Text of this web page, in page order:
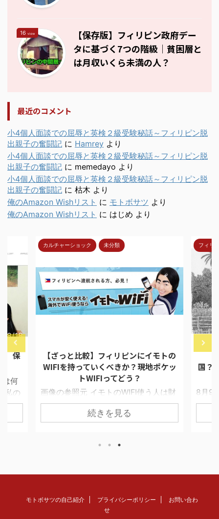
16 view
【保存版】フィリピン政府デー
タに基づく7つの階級｜貧困層と
は月収いくら未満の人？
最近のコメント
小4個人面談での屈辱と英検２級受験秘話～フィリピン脱
出親子の奮闘記 に Hamrey より
小4個人面談での屈辱と英検２級受験秘話～フィリピン脱
出親子の奮闘記 に memedayo より
小4個人面談での屈辱と英検２級受験秘話～フィリピン脱
出親子の奮闘記 に 枯木 より
俺のAmazon Wishリスト に モトボサツ より
俺のAmazon Wishリスト に はじめ より
8/18
保
は何
私の
ド選
ボア
カルチャーショック 未分類
【ざっと比較】フィリピンにイモトの
WIFIを持っていくべきか？現地ポケッ
トWIFIってどう？
画像の参照元 イモトのWIFI使う人は財
布に余裕がある セブで留学生と接触す
ると必ず聞くことにしている質問があ
あるが、結構な割合で持ってきてい
スポットトがあり、フランチャイズコ
ーヒーショップでやっている2時間限定
続きを見る
フィリ
【
国？
8月9
ムが
TPO
く】
モトボサツの自己紹介 プライバシーポリシー
お問い合わ
せ